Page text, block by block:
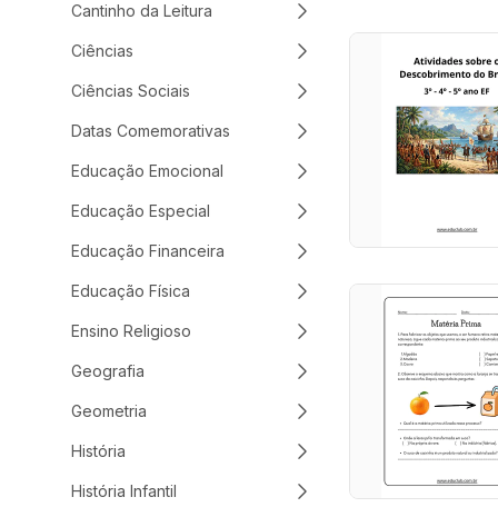
Cantinho da Leitura
Ciências
Ciências Sociais
Datas Comemorativas
Educação Emocional
Educação Especial
Educação Financeira
Educação Física
Ensino Religioso
Geografia
Geometria
História
História Infantil